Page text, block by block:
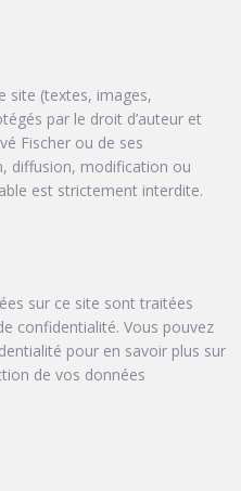
site (textes, images,
par le droit d’auteur et
Fischer ou de ses
diffusion, modification ou
est strictement interdite.
sur ce site sont traitées
confidentialité. Vous pouvez
pour en savoir plus sur
de vos données